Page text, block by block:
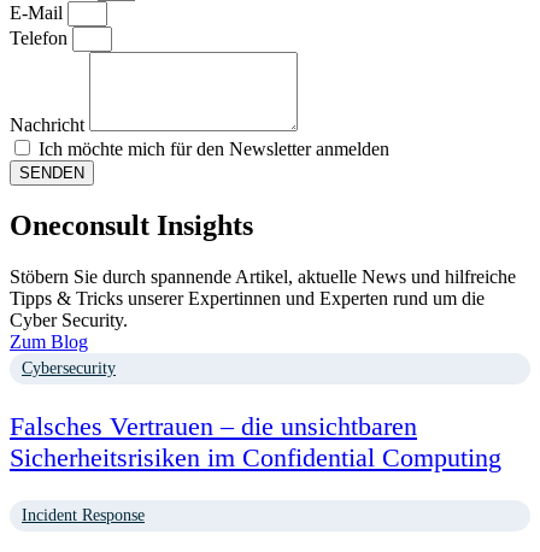
E-Mail
Telefon
Nachricht
Ich möchte mich für den Newsletter anmelden
SENDEN
Oneconsult Insights
Stöbern Sie durch spannende Artikel, aktuelle News und hilfreiche
Tipps & Tricks unserer Expertinnen und Experten rund um die
Cyber Security.
Zum Blog
Cybersecurity
Falsches Vertrauen – die unsichtbaren
Sicherheitsrisiken im Confidential Computing
Incident Response